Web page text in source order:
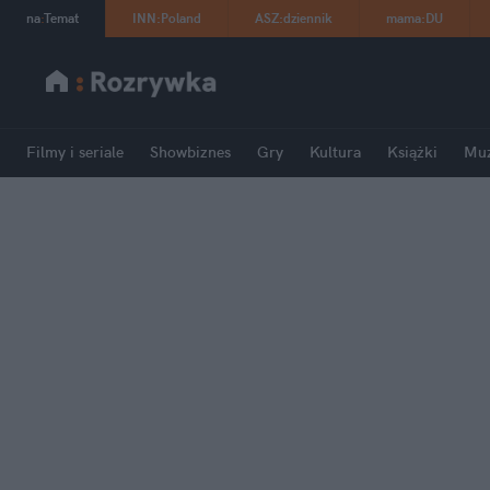
na:Temat INN:Poland ASZ:dziennik mama:DU
Filmy i seriale Showbiznes Gry Kultura Książki